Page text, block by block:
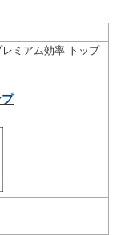
ミアム効率 トップ